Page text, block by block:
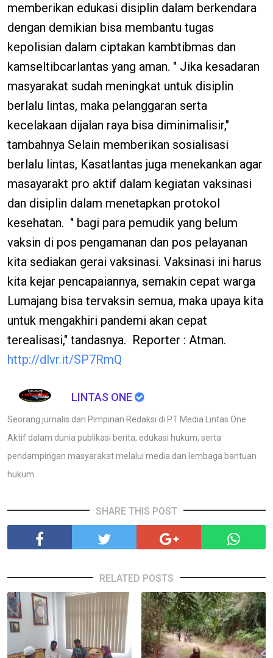
memberikan edukasi disiplin dalam berkendara
dengan demikian bisa membantu tugas
kepolisian dalam ciptakan kambtibmas dan
kamseltibcarlantas yang aman. " Jika kesadaran
masyarakat sudah meningkat untuk disiplin
berlalu lintas, maka pelanggaran serta
kecelakaan dijalan raya bisa diminimalisir,"
tambahnya Selain memberikan sosialisasi
berlalu lintas, Kasatlantas juga menekankan agar
masayarakt pro aktif dalam kegiatan vaksinasi
dan disiplin dalam menetapkan protokol
kesehatan. " bagi para pemudik yang belum
vaksin di pos pengamanan dan pos pelayanan
kita sediakan gerai vaksinasi. Vaksinasi ini harus
kita kejar pencapaiannya, semakin cepat warga
Lumajang bisa tervaksin semua, maka upaya kita
untuk mengakhiri pandemi akan cepat
terealisasi," tandasnya. Reporter : Atman.
http://dlvr.it/SP7RmQ
LINTAS ONE
Seorang jurnalis dan Pimpinan Redaksi di PT Media Lintas One.
Aktif dalam dunia publikasi berita, edukasi hukum, serta
pendampingan masyarakat melalui media dan lembaga bantuan
hukum.
SHARE THIS POST
RELATED POSTS